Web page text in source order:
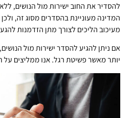
להסדיר את החוב ישירות מול הנושים,
המדינה מעוניינת בהסדרים מסוג זה,
מעיכוב הליכים לצורך מתן הזדמנות
אם ניתן להגיע להסדר ישירות מול
יותר מאשר פשיטת רגל. אנו ממליצים על